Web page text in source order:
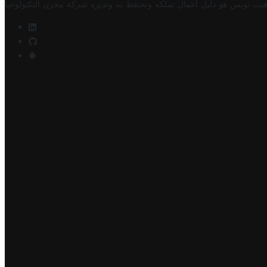
تونس هو دليل أعمال تملكه وتحتفظ به وتديره شركة مخزن التكنولوجيا